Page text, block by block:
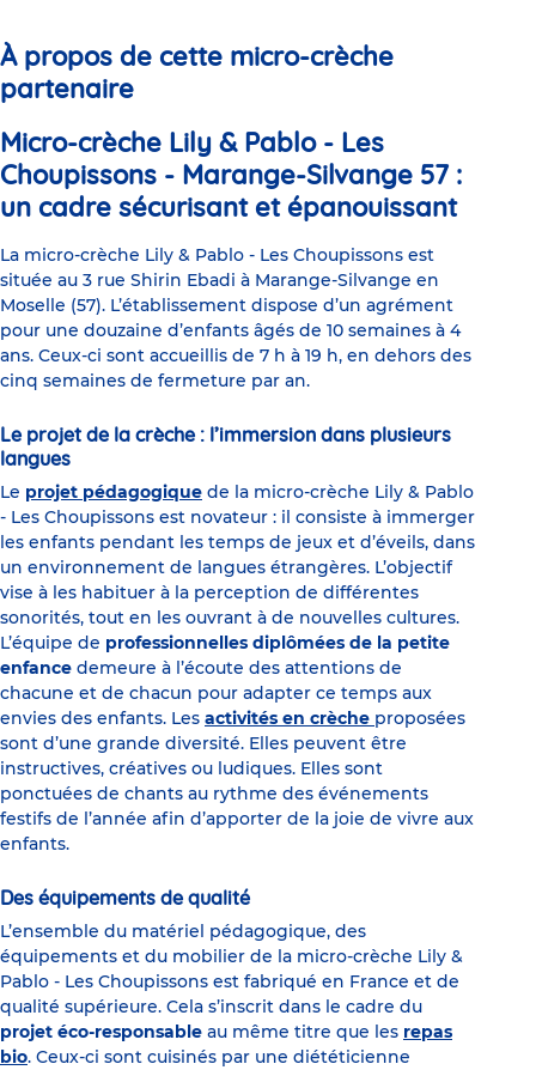
À propos de cette micro-crèche
partenaire
Micro-crèche Lily & Pablo - Les
Choupissons - Marange-Silvange 57 :
un cadre sécurisant et épanouissant
La micro-crèche Lily & Pablo - Les Choupissons est
située au 3 rue Shirin Ebadi à Marange-Silvange en
Moselle (57). L’établissement dispose d’un agrément
pour une douzaine d’enfants âgés de 10 semaines à 4
ans. Ceux-ci sont accueillis de 7 h à 19 h, en dehors des
cinq semaines de fermeture par an.
Le projet de la crèche : l’immersion dans plusieurs
langues
Le projet pédagogique de la micro-crèche Lily & Pablo
- Les Choupissons est novateur : il consiste à immerger
les enfants pendant les temps de jeux et d’éveils, dans
un environnement de langues étrangères. L’objectif
vise à les habituer à la perception de différentes
sonorités, tout en les ouvrant à de nouvelles cultures.
L’équipe de professionnelles diplômées de la petite
enfance demeure à l’écoute des attentions de
chacune et de chacun pour adapter ce temps aux
envies des enfants. Les activités en crèche proposées
sont d’une grande diversité. Elles peuvent être
instructives, créatives ou ludiques. Elles sont
ponctuées de chants au rythme des événements
festifs de l’année afin d’apporter de la joie de vivre aux
enfants.
Des équipements de qualité
L’ensemble du matériel pédagogique, des
équipements et du mobilier de la micro-crèche Lily &
Pablo - Les Choupissons est fabriqué en France et de
qualité supérieure. Cela s’inscrit dans le cadre du
projet éco-responsable au même titre que les repas
bio. Ceux-ci sont cuisinés par une diététicienne